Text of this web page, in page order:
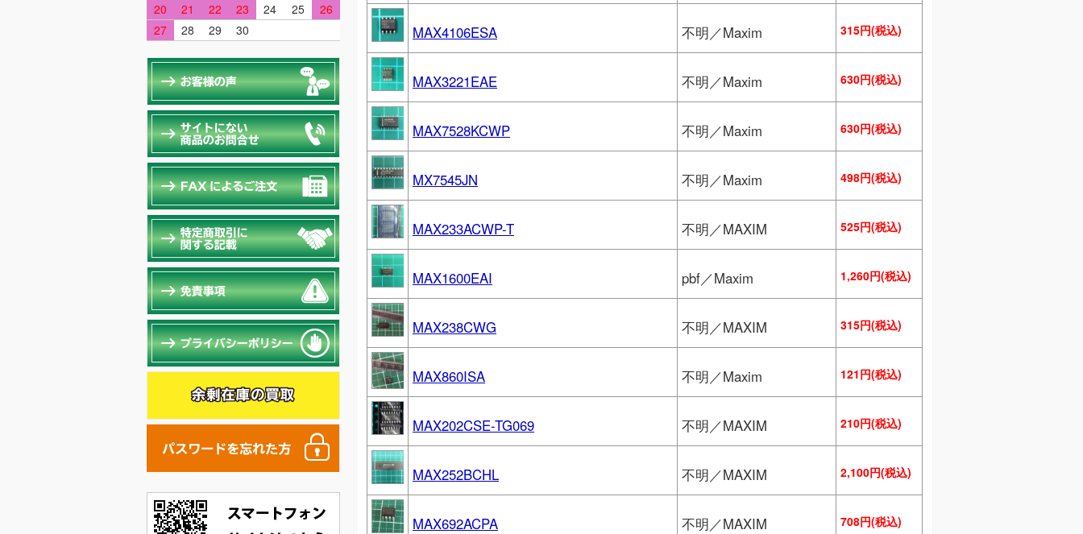
20
21 22 23 24 25
26
27
28 29 30 MAX4106ESA 不明／Maxim 315円(税込)
MAX3221EAE 不明／Maxim 630円(税込)
MAX7528KCWP 不明／Maxim 630円(税込)
MX7545JN 不明／Maxim 498円(税込)
MAX233ACWP-T 不明／MAXIM 525円(税込)
MAX1600EAI pbf／Maxim 1,260円(税込)
MAX238CWG 不明／MAXIM 315円(税込)
MAX860ISA 不明／Maxim 121円(税込)
MAX202CSE-TG069 不明／MAXIM 210円(税込)
MAX252BCHL 不明／MAXIM 2,100円(税込)
MAX692ACPA 不明／MAXIM 708円(税込)